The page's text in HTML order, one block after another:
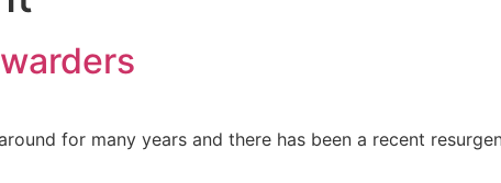
for many years and there has been a recent